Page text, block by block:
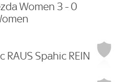
Women 3 - 0
RAUS Spahic REIN